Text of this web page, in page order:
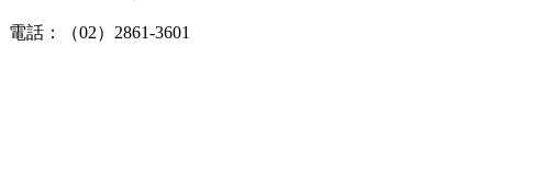
電話：（02）2861-3601